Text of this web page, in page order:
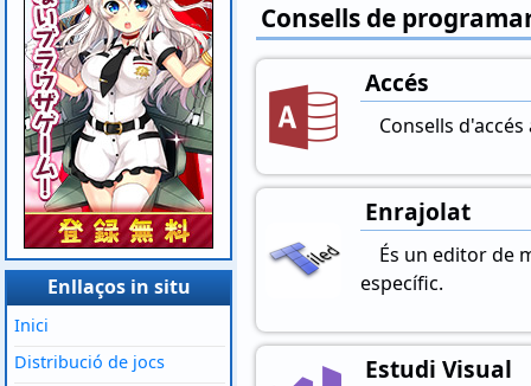
Consells de
Accés
Consells
Enrajolat
És un editor de
específic.
Estudi Visual
Enllaços in situ
Inici
Distribució de jocs